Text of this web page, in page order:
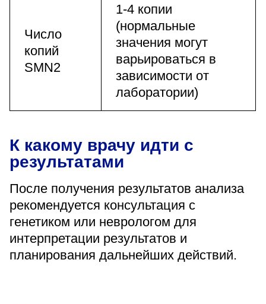
Число
копий
SMN2
1-4 копии
(нормальные
значения могут
варьироваться в
зависимости от
лаборатории)
К какому врачу идти с
результатами
После получения результатов анализа
рекомендуется консультация с
генетиком или неврологом для
интерпретации результатов и
планирования дальнейших действий.